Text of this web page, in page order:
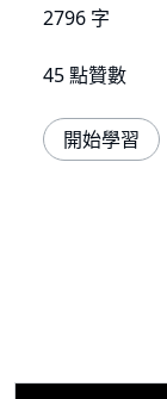
2796 字
45 點贊數
開始學習